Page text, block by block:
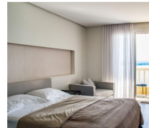
Soome
plaanib